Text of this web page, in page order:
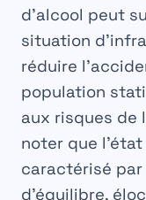
d’alcool peut
situation
réduire
population
aux risques de
noter que
caractérisé
d’équilibre,